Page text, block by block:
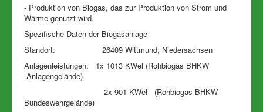
- Produktion von Biogas, das zur Produktion von Strom und
Wärme genutzt wird.
Spezifische Daten der Biogasanlage
Standort: 26409 Wittmund, Niedersachsen
Anlagenleistungen: 1x 1013 KWel (Rohbiogas BHKW
Anlagengelände)
2x 901 KWel (Rohbiogas BHKW
Bundeswehrgelände)